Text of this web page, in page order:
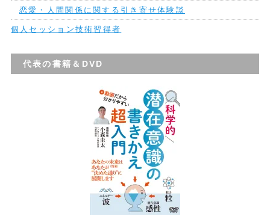
恋愛・人間関係に関する引き寄せ体験談
個人セッション技術習得者
代表の書籍＆DVD